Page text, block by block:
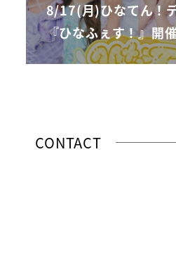
8/17(月)ひなてん！
『ひなふぇす！』開
CONTACT